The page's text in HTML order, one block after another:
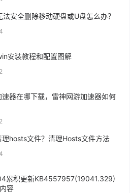
安全删除移动硬盘或U盘怎么办？
安装教程和配置图解
速器在哪下载，雷神网游加速器如何
理hosts文件？清理Hosts文件方法
累积更新KB4557957(19041.329)
容